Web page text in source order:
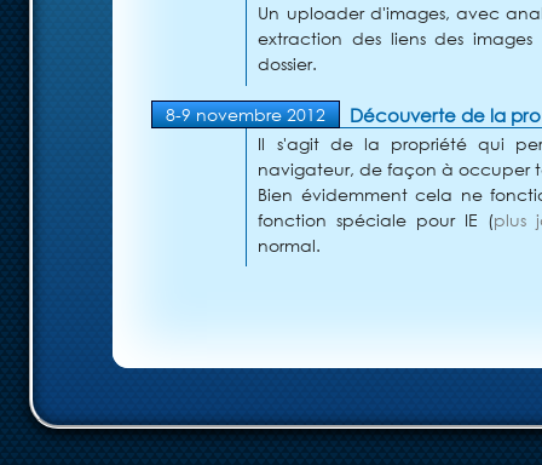
Un uploader d'images, avec
extraction des liens des
dossier.
8-9 novembre 2012 Découverte de la
Il s'agit de la propriété qui
navigateur, de façon à occuper
Bien évidemment cela ne
fonction spéciale pour IE (plus
normal.